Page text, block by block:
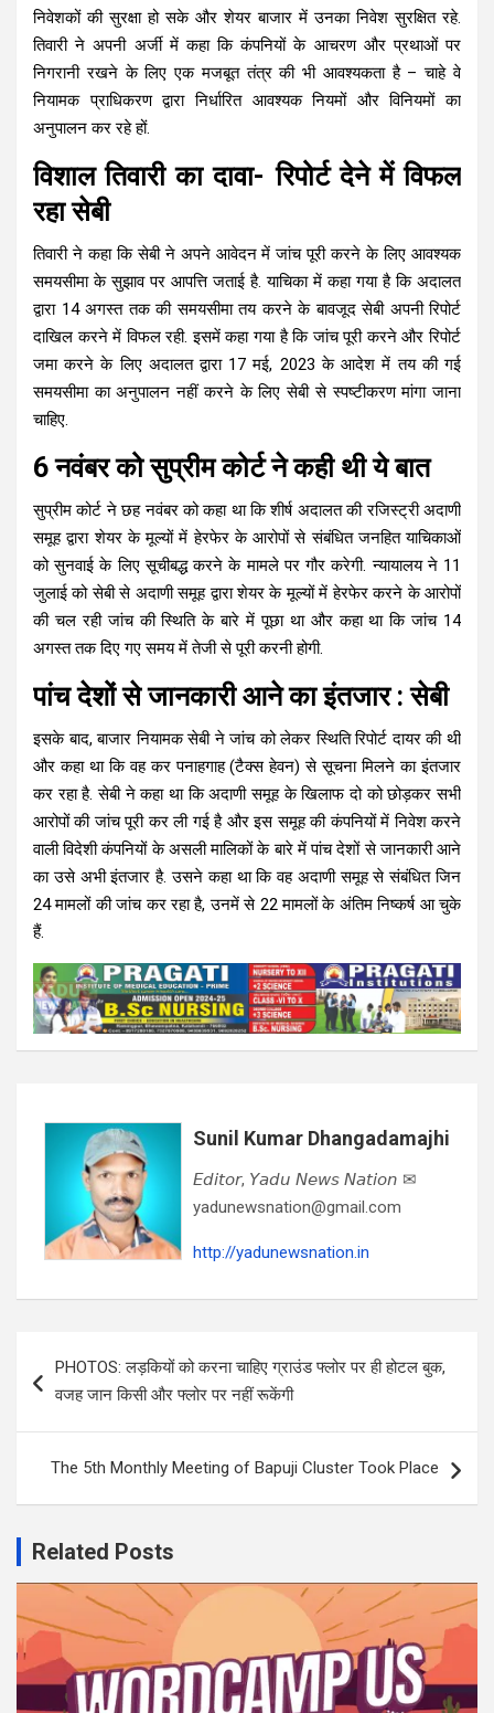
निवेशकों की सुरक्षा हो सके और शेयर बाजार में उनका निवेश सुरक्षित रहे.
तिवारी ने अपनी अर्जी में कहा कि कंपनियों के आचरण और प्रथाओं पर
निगरानी रखने के लिए एक मजबूत तंत्र की भी आवश्यकता है – चाहे वे
नियामक प्राधिकरण द्वारा निर्धारित आवश्यक नियमों और विनियमों का
अनुपालन कर रहे हों.
विशाल तिवारी का दावा- रिपोर्ट देने में विफल
रहा सेबी
तिवारी ने कहा कि सेबी ने अपने आवेदन में जांच पूरी करने के लिए आवश्यक
समयसीमा के सुझाव पर आपत्ति जताई है. याचिका में कहा गया है कि अदालत
द्वारा 14 अगस्त तक की समयसीमा तय करने के बावजूद सेबी अपनी रिपोर्ट
दाखिल करने में विफल रही. इसमें कहा गया है कि जांच पूरी करने और रिपोर्ट
जमा करने के लिए अदालत द्वारा 17 मई, 2023 के आदेश में तय की गई
समयसीमा का अनुपालन नहीं करने के लिए सेबी से स्पष्टीकरण मांगा जाना
चाहिए.
6 नवंबर को सुप्रीम कोर्ट ने कही थी ये बात
सुप्रीम कोर्ट ने छह नवंबर को कहा था कि शीर्ष अदालत की रजिस्ट्री अदाणी
समूह द्वारा शेयर के मूल्यों में हेरफेर के आरोपों से संबंधित जनहित याचिकाओं
को सुनवाई के लिए सूचीबद्ध करने के मामले पर गौर करेगी. न्यायालय ने 11
जुलाई को सेबी से अदाणी समूह द्वारा शेयर के मूल्यों में हेरफेर करने के आरोपों
की चल रही जांच की स्थिति के बारे में पूछा था और कहा था कि जांच 14
अगस्त तक दिए गए समय में तेजी से पूरी करनी होगी.
पांच देशों से जानकारी आने का इंतजार : सेबी
इसके बाद, बाजार नियामक सेबी ने जांच को लेकर स्थिति रिपोर्ट दायर की थी
और कहा था कि वह कर पनाहगाह (टैक्स हेवन) से सूचना मिलने का इंतजार
कर रहा है. सेबी ने कहा था कि अदाणी समूह के खिलाफ दो को छोड़कर सभी
आरोपों की जांच पूरी कर ली गई है और इस समूह की कंपनियों में निवेश करने
वाली विदेशी कंपनियों के असली मालिकों के बारे में पांच देशों से जानकारी आने
का उसे अभी इंतजार है. उसने कहा था कि वह अदाणी समूह से संबंधित जिन
24 मामलों की जांच कर रहा है, उनमें से 22 मामलों के अंतिम निष्कर्ष आ चुके
हैं.
Sunil Kumar Dhangadamajhi
𝘌𝘥𝘪𝘵𝘰𝘳, 𝘠𝘢𝘥𝘶 𝘕𝘦𝘸𝘴 𝘕𝘢𝘵𝘪𝘰𝘯 ✉
yadunewsnation@gmail.com
http://yadunewsnation.in
navigation
PHOTOS: लड़कियों को करना चाहिए ग्राउंड फ्लोर पर ही होटल बुक,
वजह जान किसी और फ्लोर पर नहीं रूकेंगी
The 5th Monthly Meeting of Bapuji Cluster Took Place
Related Posts